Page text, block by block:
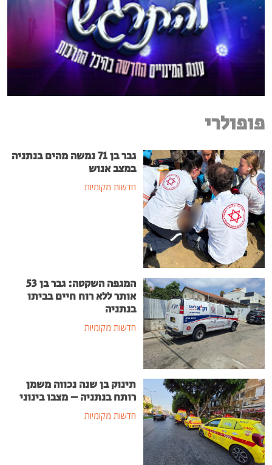
פופולרי
גבר בן 71 נמשה מהים בנתניה
במצב אנוש
חדשות מקומיות
המגפה השקטה: גבר בן 53
אותר ללא רוח חיים בביתו
בנתניה
חדשות מקומיות
תינוק בן שנה נכווה משמן
רותח בנתניה – מצבו בינוני
חדשות מקומיות